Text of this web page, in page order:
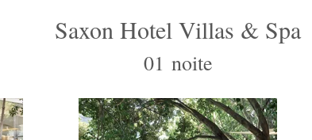
Saxon Hotel Villas & Spa
01 noite